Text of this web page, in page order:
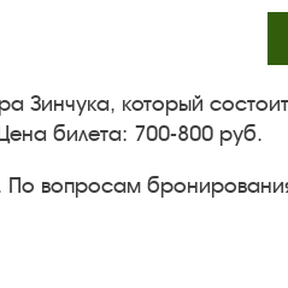
Зинчука, который
билета: 700-800 руб.
По вопросам